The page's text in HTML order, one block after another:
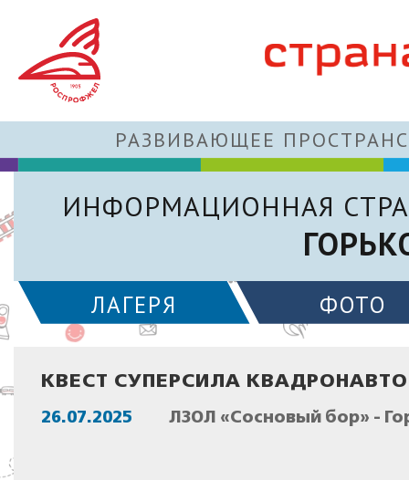
РАЗВИВАЮЩЕЕ
ИНФОРМАЦИОННАЯ
ЛАГЕРЯ ФОТО
КВЕСТ СУПЕРСИЛА
26.07.2025 ЛЗОЛ «Сосновый бор» -